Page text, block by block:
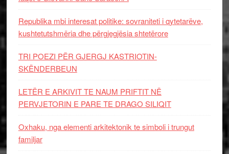
Republika mbi interesat politike: sovraniteti i qytetarëve,
kushtetutshmëria dhe përgjegjësia shtetërore
TRI POEZI PËR GJERGJ KASTRIOTIN-
SKËNDERBEUN
LETËR E ARKIVIT TE NAUM PRIFTIT NË
PERVJETORIN E PARE TE DRAGO SILIQIT
Oxhaku, nga elementi arkitektonik te simboli i trungut
familjar